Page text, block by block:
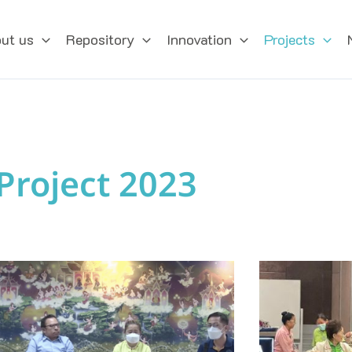
us Repository Innovation Projects
2023